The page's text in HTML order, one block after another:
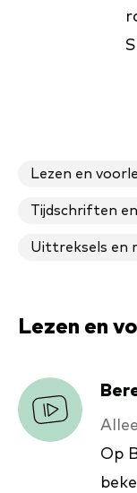
Lezen en
Tijdschriften
Uittreksels en
Lezen en
Op